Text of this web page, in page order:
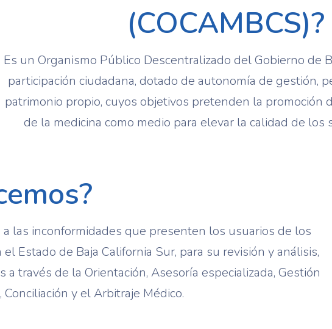
(COCAMBCS)?
Es un Organismo Público Descentralizado del Gobierno de
participación ciudadana, dotado de autonomía de gestión,
patrimonio propio, cuyos objetivos pretenden la promoción
de la medicina como medio para elevar la calidad de los
las inconformidades que presenten los usuarios de los
Estado de Baja California Sur, para su revisión y análisis,
a través de la Orientación, Asesoría especializada, Gestión
Conciliación y el Arbitraje Médico.